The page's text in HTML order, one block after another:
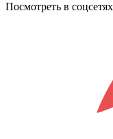
Посмотреть в